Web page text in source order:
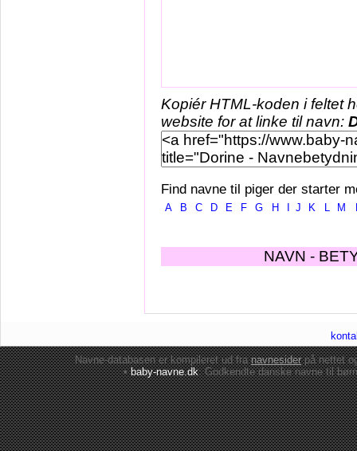
Kopiér HTML-koden i feltet
website for at linke til navn:
Find navne til piger der starter
A B C D E F G H J K L M
NAVN -
Navne-databasen er kompileret ud franavnesiderpå nettet
•baby-navne.dk: Godkendte danskenavne til børn